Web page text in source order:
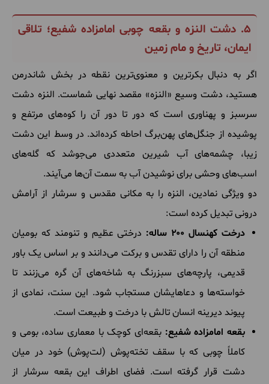
۵. دشت النزه و بقعه چوبی امامزاده شفیع؛ تلاقی
ایمان، تاریخ و مام زمین
اگر به دنبال بکرترین و معنوی‌ترین نقطه در بخش شاندرمن
هستید، دشت وسیع «النزه» مقصد نهایی شماست. النزه دشت
سرسبز و پهناوری است که دور تا دور آن را کوه‌های مرتفع و
پوشیده از جنگل‌های پهن‌برگ احاطه کرده‌اند. در وسط این دشت
زیبا، چشمه‌های آب شیرین متعددی می‌جوشد که گله‌های
اسب‌های وحشی برای نوشیدن آب به سمت آن‌ها می‌آیند.
دو ویژگی نمادین، النزه را به مکانی مقدس و سرشار از آرامش
درونی تبدیل کرده است:
درخت کهنسال ۲۰۰ ساله:
درختی عظیم و تنومند که بومیان
منطقه آن را دارای تقدس و برکت می‌دانند و بر اساس یک باور
قدیمی، پارچه‌های سبزرنگ به شاخه‌های آن گره می‌زنند تا
خواسته‌ها و دعاهایشان مستجاب شود. این سنت، نمادی از
پیوند دیرینه انسان تالش با درخت و طبیعت است.
بقعه امامزاده شفیع: بقعه‌ای کوچک با معماری ساده، بومی و
کاملاً چوبی که با سقف تخته‌پوش (لت‌پوش) خود در میان
دشت قرار گرفته است. فضای اطراف این بقعه سرشار از